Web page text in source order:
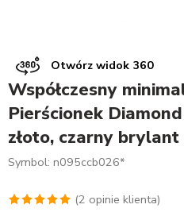
Otwórz widok 360
Współczesny
Pierścionek
złoto, czarny brylant
Symbol: n095ccb026*
(2 opinie klienta)